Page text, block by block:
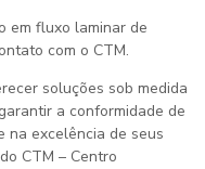
em fluxo laminar de
com o CTM.
soluções sob medida
a conformidade de
na excelência de seus
CTM – Centro